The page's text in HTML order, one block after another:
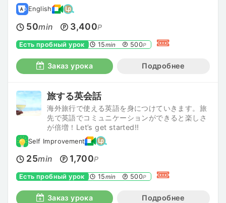
English
50min 3,400P
Есть пробный урок 15min 500P
Заказ урока Подробнее
旅する英会話
海外旅行で使える英語を身につけていきます。旅
先で英語でコミュニケーションができると楽しさ
が倍増！Let’s get started!!
Self Improvement
25min 1,700P
Есть пробный урок 15min 500P
Заказ урока Подробнее